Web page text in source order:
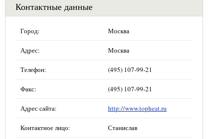
Контактные данные
Город: Москва
Адрес: Москва
Телефон: (495) 107-99-21
Факс: (495) 107-99-21
Адрес сайта: http://www.topheat.ru
Контактное лицо: Станислав